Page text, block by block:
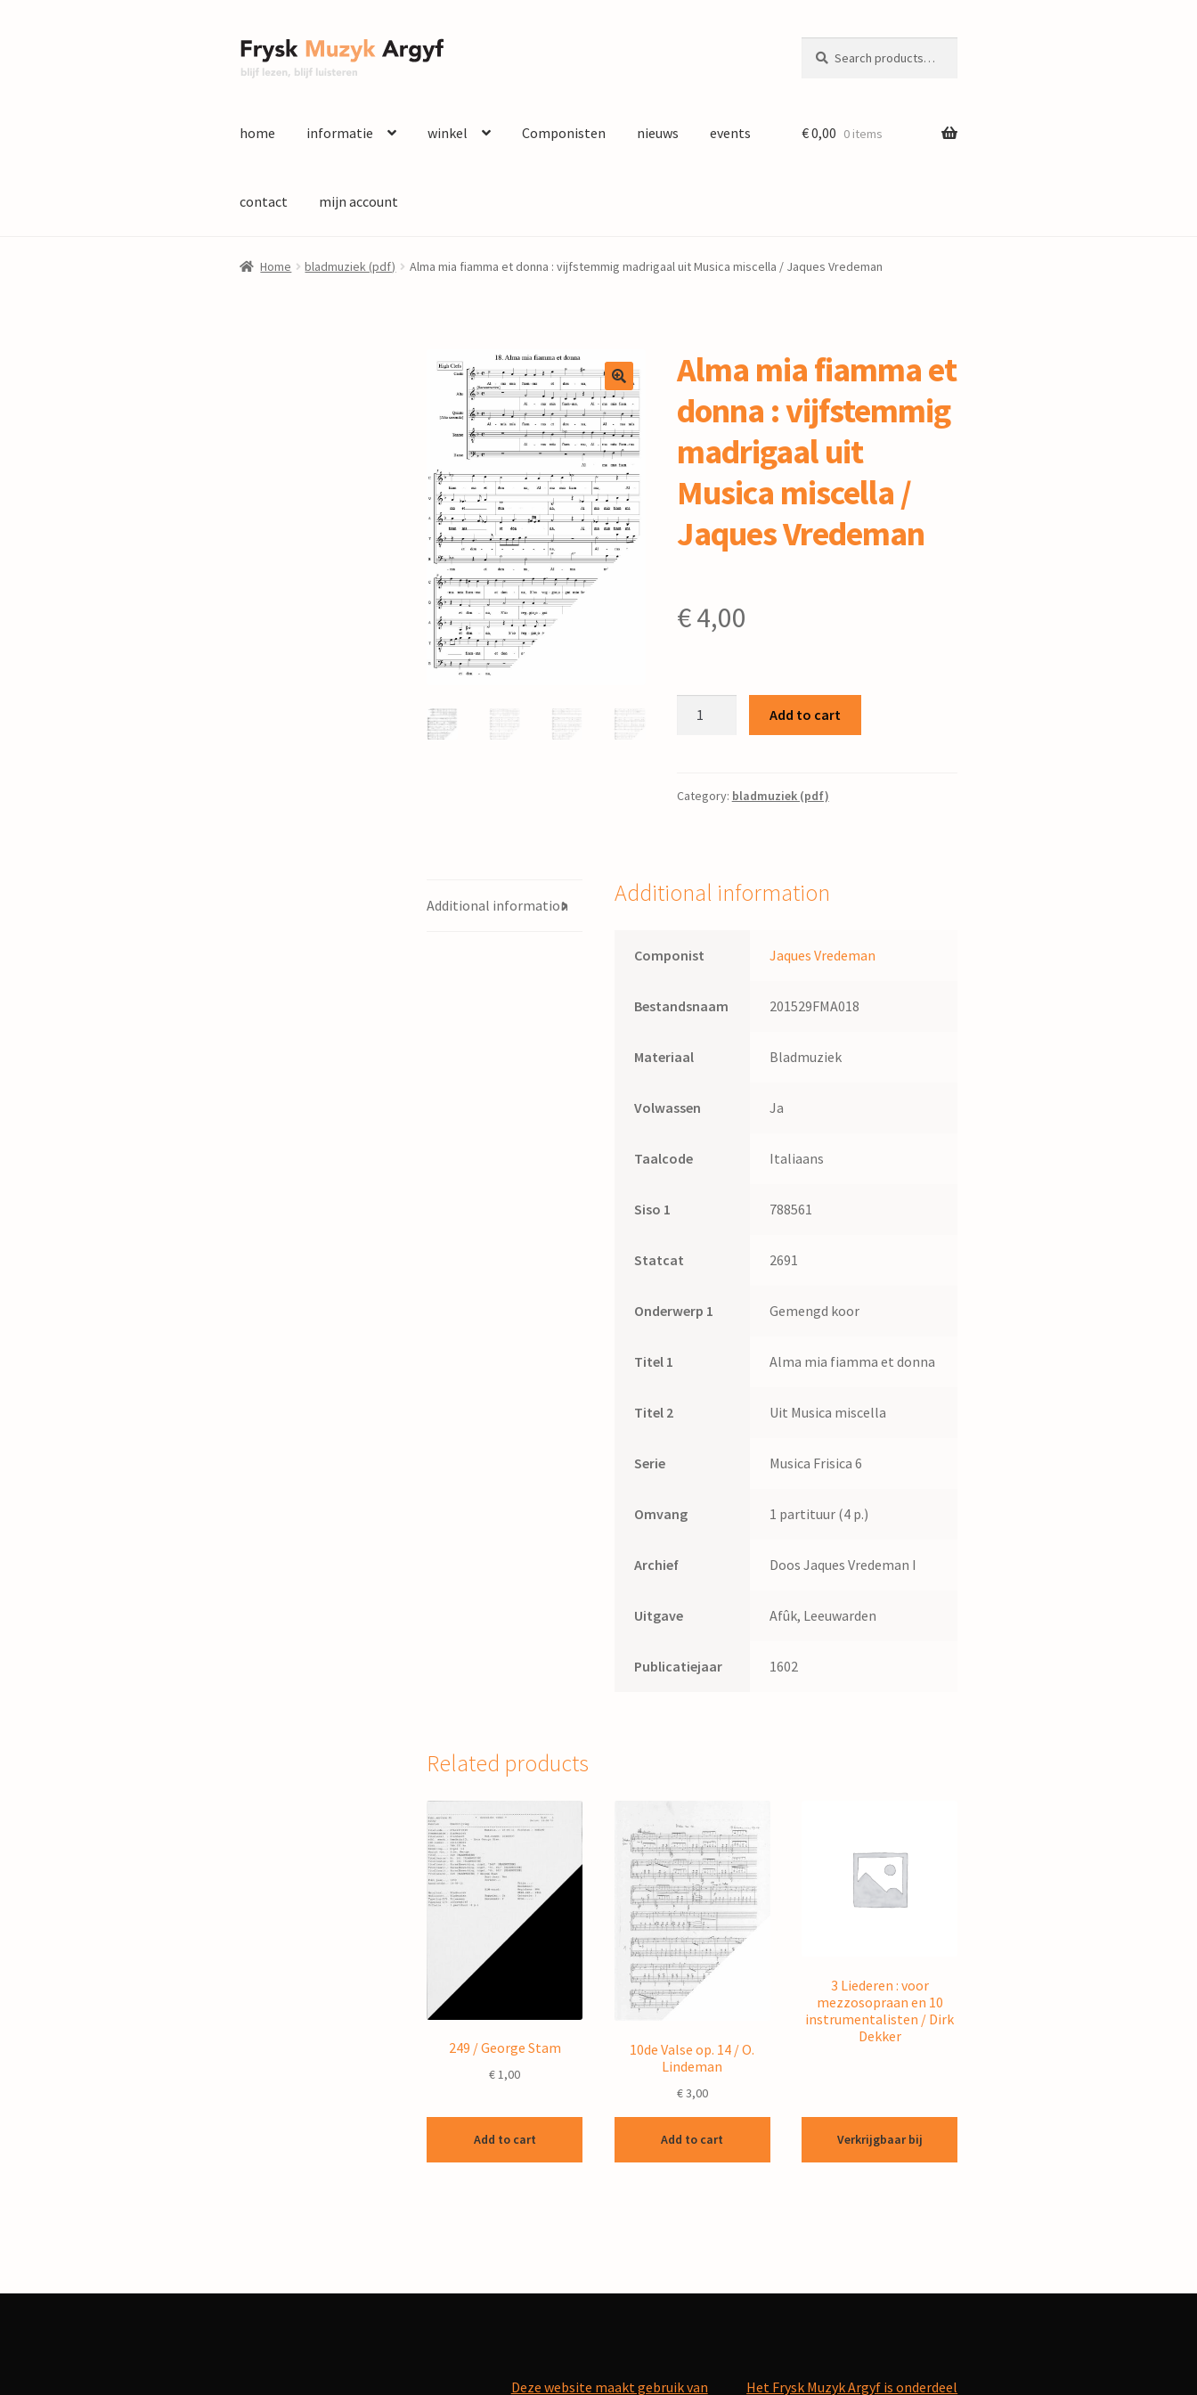
Ga
door
Ga
naar
for:
home informatie winkel Componisten nieuws events
contact mijn account
€0,00 0 items
Home bladmuziek (pdf) Alma mia fiamma et donna : vijfstemmig madrigaal uit Musica miscella / Jaques Vredeman
Alma mia fiamma et
donna : vijfstemmig
madrigaal uit
Musica miscella /
Jaques Vredeman
€4,00
donna
Musica
/
quantity
Add to cart
Category: bladmuziek (pdf)
Additional information Additional information
Componist Jaques Vredeman
Bestandsnaam 201529FMA018
Materiaal Bladmuziek
Volwassen Ja
Taalcode Italiaans
Siso 1 788561
Statcat 2691
Onderwerp 1 Gemengd koor
Titel 1 Alma mia fiamma et donna
Titel 2 Uit Musica miscella
Serie Musica Frisica 6
Omvang 1 partituur (4 p.)
Archief Doos Jaques Vredeman I
Uitgave Afûk, Leeuwarden
Publicatiejaar 1602
Related products
249 / George Stam
€1,00
Add to cart
10de Valse op. 14 / O.
Lindeman
€3,00
Add to cart
3 Liederen : voor
mezzosopraan en 10
instrumentalisten / Dirk
Dekker
Verkrijgbaar bij
Deze website maakt gebruik van Het Frysk Muzyk Argyf is onderdeel